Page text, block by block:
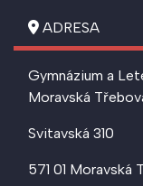
ADRESA
Gymnázium a
Moravská
Svitavská 310
571 01 Moravská